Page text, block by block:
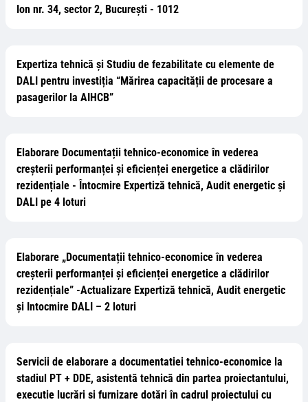
Ion nr. 34, sector 2, București - 1012
Expertiza tehnică și Studiu de fezabilitate cu elemente de
DALI pentru investiția “Mărirea capacității de procesare a
pasagerilor la AIHCB”
Elaborare Documentații tehnico-economice în vederea
creșterii performanței și eficienței energetice a clădirilor
rezidențiale - Întocmire Expertiză tehnică, Audit energetic și
DALI pe 4 loturi
Elaborare „Documentații tehnico-economice în vederea
creșterii performanței și eficienței energetice a clădirilor
rezidențiale” -Actualizare Expertiză tehnică, Audit energetic
și Intocmire DALI – 2 loturi
Servicii de elaborare a documentatiei tehnico-economice la
stadiul PT + DDE, asistentă tehnică din partea proiectantului,
executie lucrări si furnizare dotări în cadrul proiectului cu